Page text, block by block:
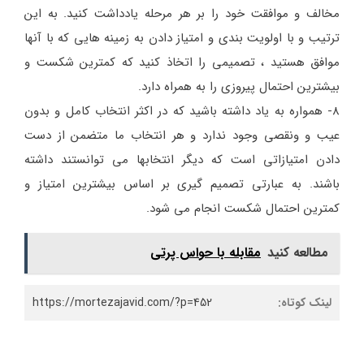
مخالف و موافقت خود را بر هر مرحله یادداشت کنید. به این
ترتیب و با اولویت بندی و امتیاز دادن به زمینه هایی که با آنها
موافق هستید ، تصمیمی را اتخاذ کنید که کمترین شکست و
بیشترین احتمال پیروزی را به همراه دارد.
8- همواره به یاد داشته باشید که در اکثر انتخاب کامل و بدون
عیب و ونقصی وجود ندارد و هر انتخاب ما متضمن از دست
دادن امتیازاتی است که دیگر انتخابها می توانستند داشته
باشند. به عبارتی تصمیم گیری بر اساس بیشترین امتیاز و
کمترین احتمال شکست انجام می شود.
مطالعه کنید مقابله با حواس پرتی
لینک کوتاه: https://mortezajavid.com/?p=452